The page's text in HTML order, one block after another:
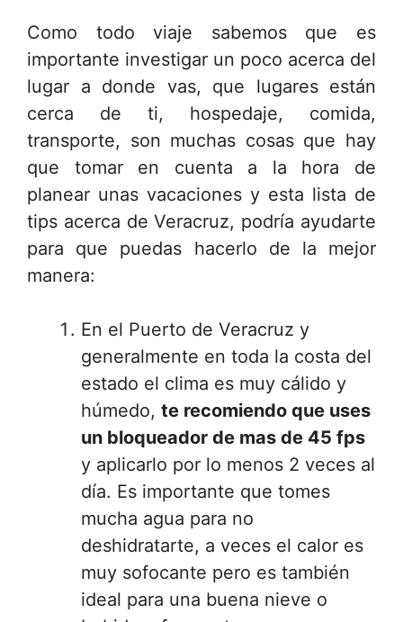
Como todo viaje sabemos que es
importante investigar un poco acerca del
lugar a donde vas, que lugares están
cerca de ti, hospedaje, comida,
transporte, son muchas cosas que hay
que tomar en cuenta a la hora de
planear unas vacaciones y esta lista de
tips acerca de Veracruz, podría ayudarte
para que puedas hacerlo de la mejor
manera:
En el Puerto de Veracruz y
generalmente en toda la costa del
estado el clima es muy cálido y
húmedo, te recomiendo que uses
un bloqueador de mas de 45 fps
y aplicarlo por lo menos 2 veces al
día. Es importante que tomes
mucha agua para no
deshidratarte, a veces el calor es
muy sofocante pero es también
ideal para una buena nieve o